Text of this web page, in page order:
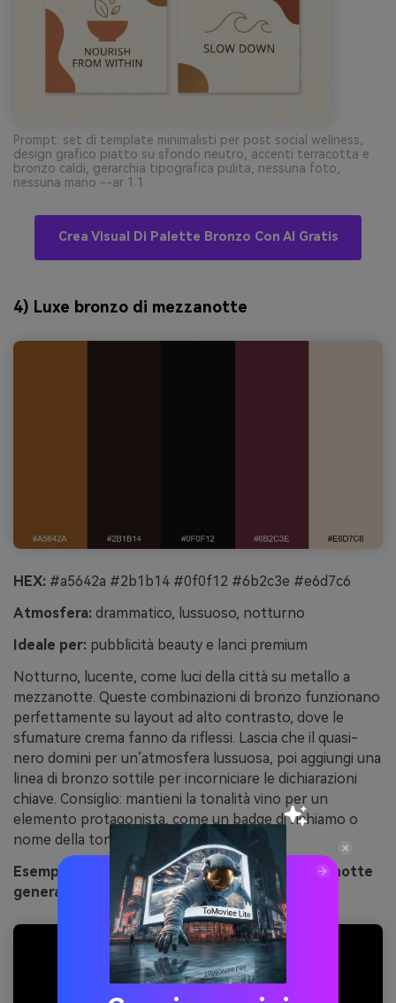
Prompt: set di template minimalisti per post social wellness,
design grafico piatto su sfondo neutro, accenti terracotta e
bronzo caldi, gerarchia tipografica pulita, nessuna foto,
nessuna mano --ar 1:1
Crea Visual Di Palette Bronzo Con AI Gratis
4) Luxe bronzo di mezzanotte
HEX: #a5642a #2b1b14 #0f0f12 #6b2c3e #e6d7c6
Atmosfera: drammatico, lussuoso, notturno
Ideale per: pubblicità beauty e lanci premium
Notturno, lucente, come luci della città su metallo a
mezzanotte. Queste combinazioni di bronzo funzionano
perfettamente su layout ad alto contrasto, dove le
sfumature crema fanno da riflessi. Lascia che il quasi-
nero domini per un’atmosfera lussuosa, poi aggiungi una
linea di bronzo sottile per incorniciare le dichiarazioni
chiave. Consiglio: mantieni la tonalità vino per un
elemento protagonista, come un badge di richiamo o
nome della tonalità.
Esempio di immagine con luxe bronzo di mezzanotte
generato con media.io